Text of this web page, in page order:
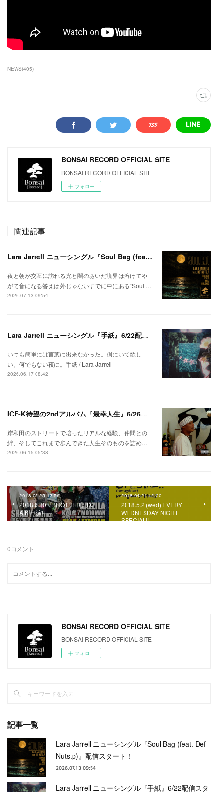
NEWS(405)
BONSAI RECORD OFFICIAL SITE
BONSAI RECORD OFFICIAL SITE
フォロー
関連記事
Lara Jarrell ニューシングル『Soul Bag (feat. Def Nuts.p)』配信スタート！
夜と朝が交互に訪れる光と闇のあいだ境界は溶けてや
がて音になる答えは外じゃないすでに中にある“Soul …
2026.07.13 09:54
Lara Jarrell ニューシングル『手紙』6/22配信スタート！
いつも簡単には言葉に出来なかった。側にいて欲し
い。何でもない夜に。手紙 / Lara Jarrell
2026.06.17 08:42
ICE-K待望の2ndアルバム『最幸人生』6/26リリース！
岸和田のストリートで培ったリアルな経験、仲間との
絆、そしてこれまで歩んできた人生そのものを詰め…
2026.06.15 05:38
2018.05.25 13:56
2018.6.30『BROTHER』DJ
A.K 出演!!
2018.04.21 12:00
2018.5.2 (wed) EVERY
WEDNESDAY NIGHT
SPECIAL!!
0コメント
BONSAI RECORD OFFICIAL SITE
BONSAI RECORD OFFICIAL SITE
フォロー
記事一覧
Lara Jarrell ニューシングル『Soul Bag (feat. Def
Nuts.p)』配信スタート！
2026.07.13 09:54
Lara Jarrell ニューシングル『手紙』6/22配信スタ